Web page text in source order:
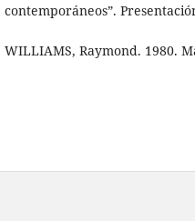
contemporáneos”.
WILLIAMS, Raymond. 1980.